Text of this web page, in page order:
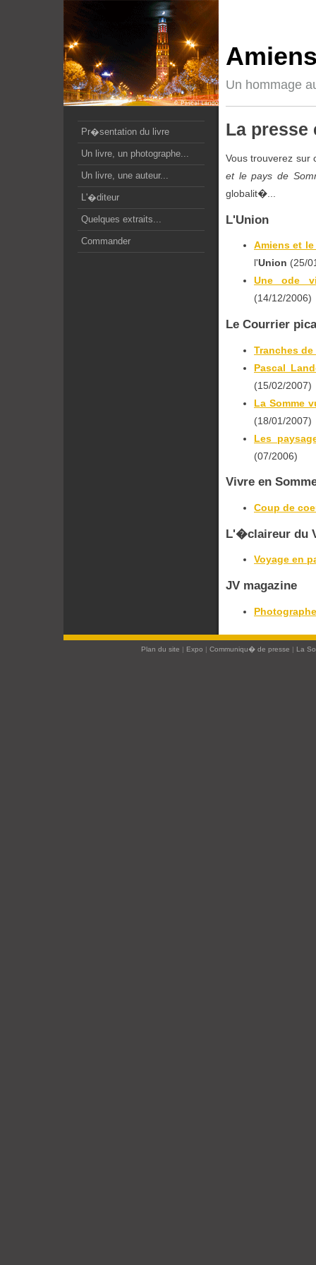
Pr�sentation du livre
Un livre, un photographe...
Un livre, une auteur...
L'�diteur
Quelques extraits...
Commander
Un hommage
La presse
Vous trouverez sur
et le pays de
globalit�...
L'Union
Amiens et
l'Union (25/
Une ode
(14/12/2006)
Le Courrier
Tranches de
Pascal
(15/02/2007)
La Somme
(18/01/2007)
Les
(07/2006)
Vivre en
Coup de
L'�claireur du
Voyage en
JV magazine
Plan du site | Expo | Communiqu� de presse | La